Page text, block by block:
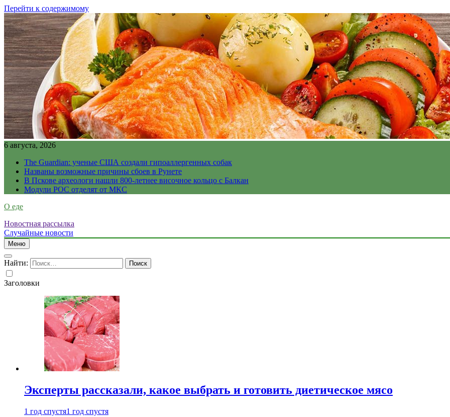
Перейти к содержимому
6 августа, 2026
The Guardian: ученые США создали гипоаллергенных собак
Названы возможные причины сбоев в Рунете
В Пскове археологи нашли 800-летнее височное кольцо с Балкан
Модули РОС отделят от МКС
О еде
Новостная рассылка
Случайные новости
Меню
Найти:
Заголовки
Эксперты рассказали, какое выбрать и готовить диетическое мясо
1 год спустя1 год спустя